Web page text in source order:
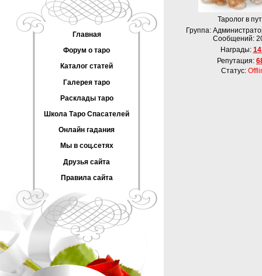
Главная
Форум о таро
Каталог статей
Галерея таро
Расклады таро
Школа Таро Спасателей
Онлайн гадания
Мы в соц.сетях
Друзья сайта
Правила сайта
Таролог в
Группа:
Сообщений:
Награды:
Репутация:
Статус: